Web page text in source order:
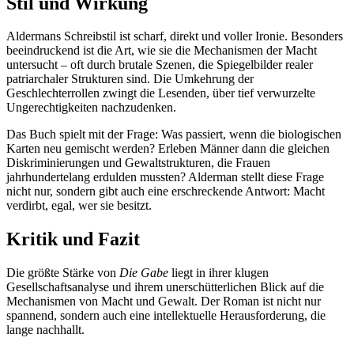
Aldermans Schreibstil ist scharf, direkt und voller Ironie. Besonders
beeindruckend ist die Art, wie sie die Mechanismen der Macht
untersucht – oft durch brutale Szenen, die Spiegelbilder realer
patriarchaler Strukturen sind. Die Umkehrung der
Geschlechterrollen zwingt die Lesenden, über tief verwurzelte
Ungerechtigkeiten nachzudenken.
Das Buch spielt mit der Frage: Was passiert, wenn die biologischen
Karten neu gemischt werden? Erleben Männer dann die gleichen
Diskriminierungen und Gewaltstrukturen, die Frauen
jahrhundertelang erdulden mussten? Alderman stellt diese Frage
nicht nur, sondern gibt auch eine erschreckende Antwort: Macht
verdirbt, egal, wer sie besitzt.
Kritik und Fazit
Die größte Stärke von Die Gabe liegt in ihrer klugen
Gesellschaftsanalyse und ihrem unerschütterlichen Blick auf die
Mechanismen von Macht und Gewalt. Der Roman ist nicht nur
spannend, sondern auch eine intellektuelle Herausforderung, die
lange nachhallt.